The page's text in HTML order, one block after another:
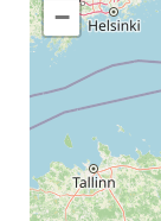
−